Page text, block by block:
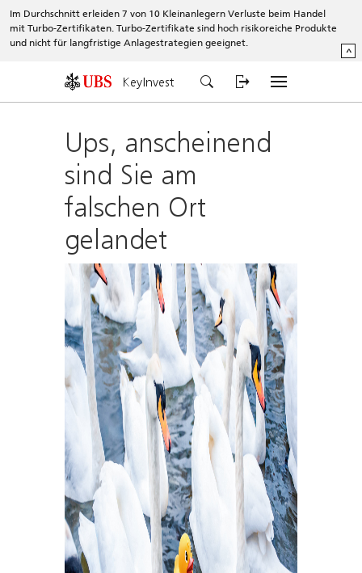
Im Durchschnitt erleiden 7 von 10 Kleinanlegern Verluste beim Handel
mit Turbo-Zertifikaten. Turbo-Zertifikate sind hoch risikoreiche Produkte
und nicht für langfristige Anlagestrategien geeignet.
^
KeyInvest
Ups, anscheinend
sind Sie am
falschen Ort
gelandet